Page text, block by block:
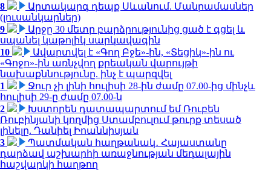
8
Արտակարգ դեպք Սևանում. Մանրամասներ
(լուսանկարներ)
9
Արջը 30 մետր բարձրությունից ցած է գցել և
սպանել կաթոլիկ սարկավագին
10
Ավարտվել է «Գող Բջե»-ին, «Տեցիկ»-ին ու
«Գոջո»-ին առնչվող քրեական վարույթի
նախաքննությունը. ինչ է պարզվել
1
Ջուր չի լինի հուլիսի 28-ին ժամը 07.00-ից մինչև
հուլիսի 29-ը ժամը 07.00-ն
2
Խստորեն դատապարտում եմ Ռուբեն
Ռուբինյանի կողմից Ստամբուլում թուրք տեսած
լինելը. Դանիել Իոաննիսյան
3
Պատմական հաղթանակ․ Հայաստանը
դարձավ աշխարհի առաջնության մեդալային
հաշվարկի հաղթող